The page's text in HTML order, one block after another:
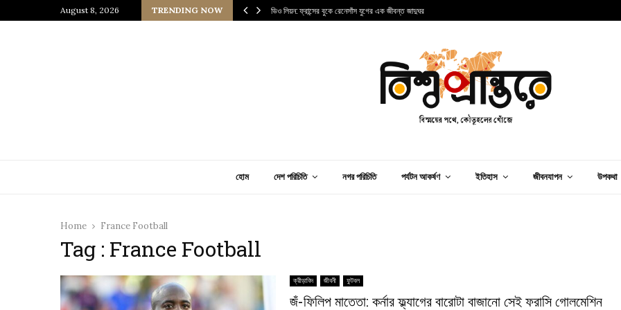
August 8, 2026 TRENDING NOW
জাপানি আধ্যাত্মিকতার ছোঁয়া ভিও লিয়ন: ফ্রান্সের বুকে রেনেসাঁস যুগের এক জীবন্ত জাদুঘর
হোম দেশ পরিচিতি নগর পরিচিতি পর্যটন আকর্ষণ ইতিহাস জীবনযাপন উপকথা
Home France Football
Tag : France Football
ক্রীড়াবিদ জীবনী ফুটবল
জঁ-ফিলিপ মাতেতা: কর্নার ফ্ল্যাগের বারোটা বাজানো সেই ফরাসি গোলমেশিন